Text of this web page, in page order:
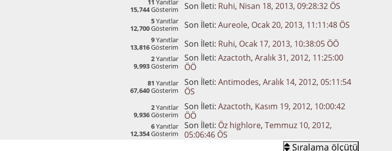
11 Yanıtlar
15,744Gösterim Son İleti: Ruhi, Nisan 18, 2013, 09:28:32 ÖS
5Yanıtlar
12,700Gösterim Son İleti: Aureole, Ocak 20, 2013, 11:11:48 ÖS
9Yanıtlar
13,816Gösterim Son İleti: Ruhi, Ocak 17, 2013, 10:38:05 ÖÖ
2Yanıtlar
9,993Gösterim
Son İleti: Azactoth, Aralık 31, 2012, 11:25:00
ÖÖ
81 Yanıtlar
67,640Gösterim
Son İleti: Antimodes, Aralık 14, 2012, 05:11:54
ÖS
2Yanıtlar
9,936Gösterim
Son İleti: Azactoth, Kasım 19, 2012, 10:00:42
ÖÖ
6Yanıtlar
12,354Gösterim
Son İleti: Öz highlore, Temmuz 10, 2012,
05:06:46 ÖS
Sıralama ölçütü